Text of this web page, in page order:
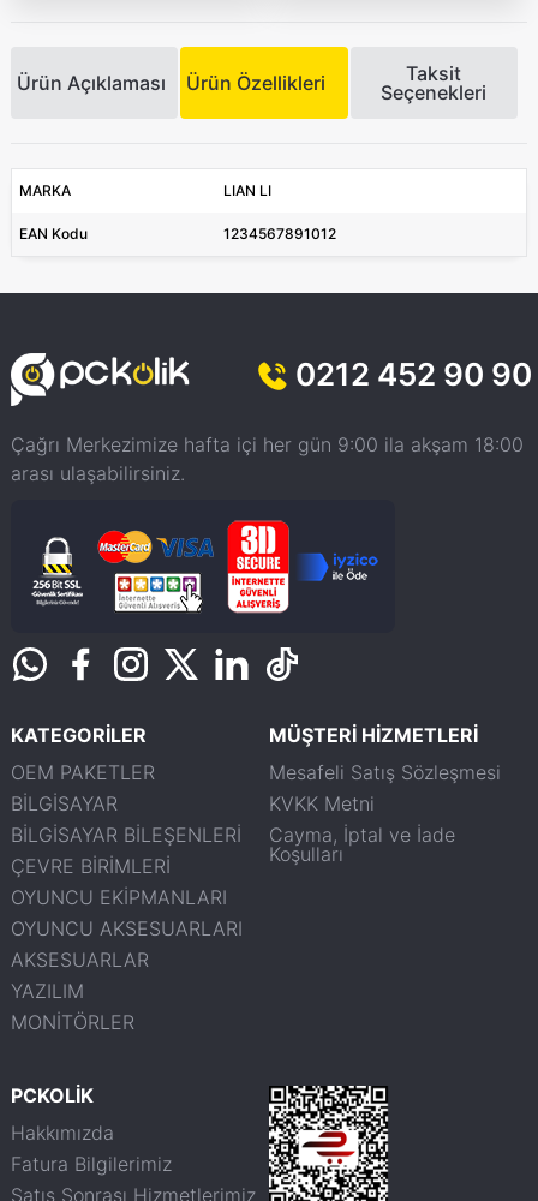
Ürün Açıklaması Ürün Özellikleri
Taksit
Seçenekleri
MARKA LIAN LI
EAN Kodu 1234567891012
0212 452 90 90
Çağrı Merkezimize hafta içi her gün 9:00 ila akşam 18:00
arası ulaşabilirsiniz.
KATEGORİLER
OEM PAKETLER
BİLGİSAYAR
BİLGİSAYAR BİLEŞENLERİ
ÇEVRE BİRİMLERİ
OYUNCU EKİPMANLARI
OYUNCU AKSESUARLARI
AKSESUARLAR
YAZILIM
MONİTÖRLER
MÜŞTERİ HİZMETLERİ
Mesafeli Satış Sözleşmesi
KVKK Metni
Cayma, İptal ve İade
Koşulları
PCKOLİK
Hakkımızda
Fatura Bilgilerimiz
Satış Sonrası Hizmetlerimiz